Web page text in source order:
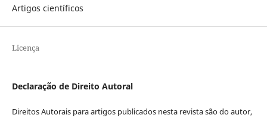
Artigos científicos
Licença
Declaração de Direito Autoral
Direitos Autorais para artigos publicados nesta revista são do autor,